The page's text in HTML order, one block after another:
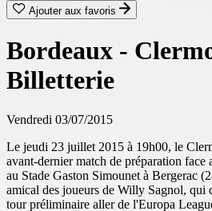
Ajouter aux favoris
Bordeaux -
Billetterie
Vendredi 03/07/2015
Le jeudi 23 juillet 2015 à 19h00, le
avant-dernier match de préparation
au Stade Gaston Simounet à Bergerac
amical des joueurs de Willy Sagnol, qui
tour préliminaire aller de l'Europa